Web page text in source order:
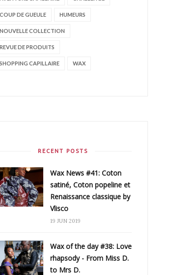
COUP DE GUEULE HUMEURS
NOUVELLE COLLECTION
REVUE DE PRODUITS
SHOPPING CAPILLAIRE WAX
RECENT POSTS
Wax News #41: Coton
satiné, Coton popeline et
Renaissance classique by
Vlisco
19 JUN 2019
Wax of the day #38: Love
rhapsody - From Miss D.
to Mrs D.